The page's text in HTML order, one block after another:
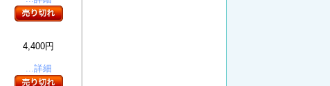
4,400円
...詳細